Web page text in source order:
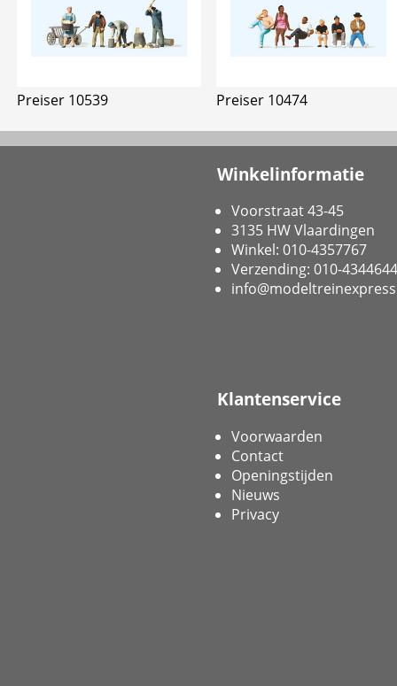
Preiser 10539 Preiser 10474
Winkelinformatie
Voorstraat 43-45
3135 HW Vlaardingen
Winkel: 010-4357767
Verzending: 010-4344644
Klantenservice
Voorwaarden
Contact
Openingstijden
Nieuws
Privacy